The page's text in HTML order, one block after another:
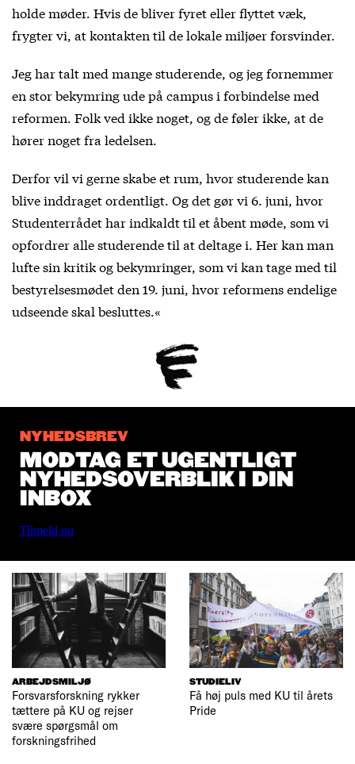
holde møder. Hvis de bliver fyret eller flyttet væk,
frygter vi, at kontakten til de lokale miljøer forsvinder.
Jeg har talt med mange studerende, og jeg fornemmer
en stor bekymring ude på campus i forbindelse med
reformen. Folk ved ikke noget, og de føler ikke, at de
hører noget fra ledelsen.
Derfor vil vi gerne skabe et rum, hvor studerende kan
blive inddraget ordentligt. Og det gør vi 6. juni, hvor
Studenterrådet har indkaldt til et åbent møde, som vi
opfordrer alle studerende til at deltage i. Her kan man
lufte sin kritik og bekymringer, som vi kan tage med til
bestyrelsesmødet den 19. juni, hvor reformens endelige
udseende skal besluttes.«
NYHEDSBREV
MODTAG ET UGENTLIGT
NYHEDSOVERBLIK I DIN
INBOX
Tilmeld nu
ARBEJDSMILJØ
Forsvarsforskning rykker
tættere på KU og rejser
svære spørgsmål om
forskningsfrihed
STUDIELIV
Få høj puls med KU til årets
Pride